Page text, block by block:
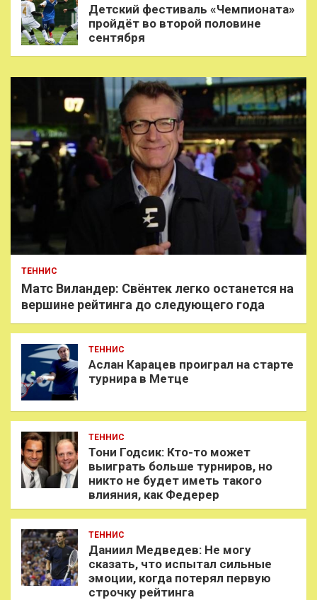
Детский фестиваль «Чемпионата»
пройдёт во второй половине
сентября
ТЕННИС
Матс Виландер: Свёнтек легко останется на
вершине рейтинга до следующего года
ТЕННИС
Аслан Карацев проиграл на старте
турнира в Метце
ТЕННИС
Тони Годсик: Кто-то может
выиграть больше турниров, но
никто не будет иметь такого
влияния, как Федерер
ТЕННИС
Даниил Медведев: Не могу
сказать, что испытал сильные
эмоции, когда потерял первую
строчку рейтинга